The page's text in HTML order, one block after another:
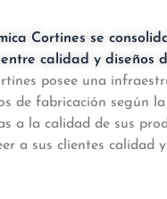
Cortines se
calidad y diseños
posee una
de fabricación según
a la calidad de sus
a sus clientes calidad y